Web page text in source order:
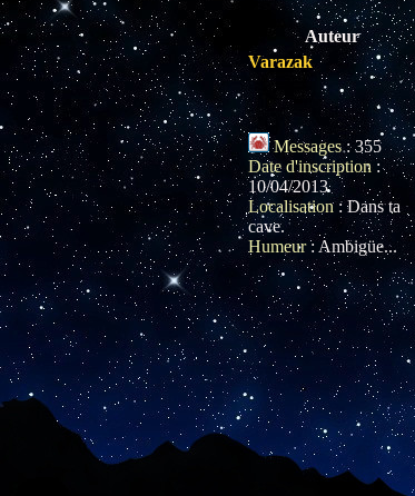
Auteur
Varazak
Messages:355
Date d'inscription :
10/04/2013
Localisation : Dans ta
cave.
Humeur: Ambigüe...